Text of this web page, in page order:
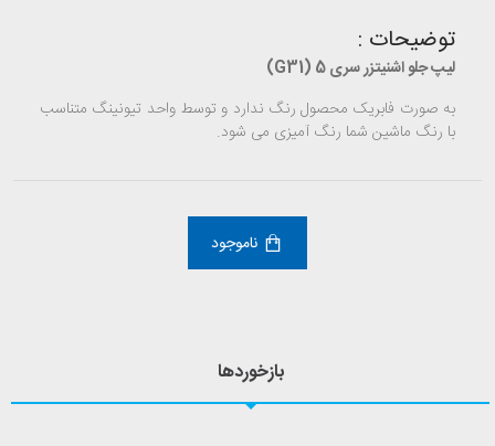
توضیحات :
لیپ جلو اشنیتزر سری 5 (G31)
به صورت فابریک محصول رنگ ندارد و توسط واحد تیونینگ متناسب
با رنگ ماشین شما رنگ آمیزی می شود.
ناموجود
بازخوردها